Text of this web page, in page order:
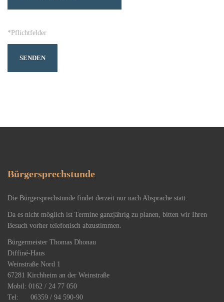
*Pflichtfelder
Bürgersprechstunde
Die Bürgersprechstunde findet derzeit nur nach Absprache statt.
Da es nicht möglich ist Termine ganzjährig zu planen, bitten wir Ihren
Besuch vorher telefonisch abzustimmen.
Bürgermeister Thomas Dhonau
Diffiné-Haus
​Weinstraße Nord 1
67281 Kirchheim an der Weinstraße
Mobil: 0162 / 24 77 050
Tel: 06359 / 94 590-90